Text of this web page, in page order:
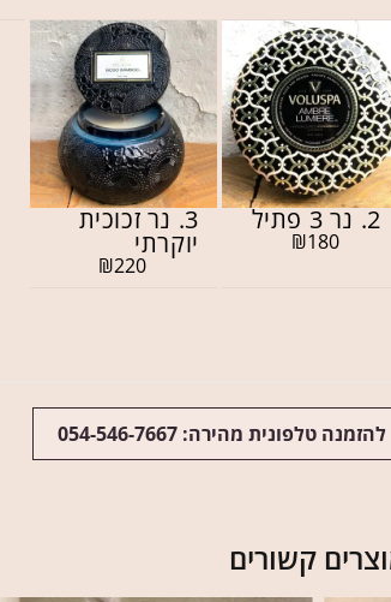
2. נר 3 פתיל
₪180
3. נר זכוכית
יוקרתי
₪220
להזמנה טלפונית מהירה: 054-546-7667
קשורים